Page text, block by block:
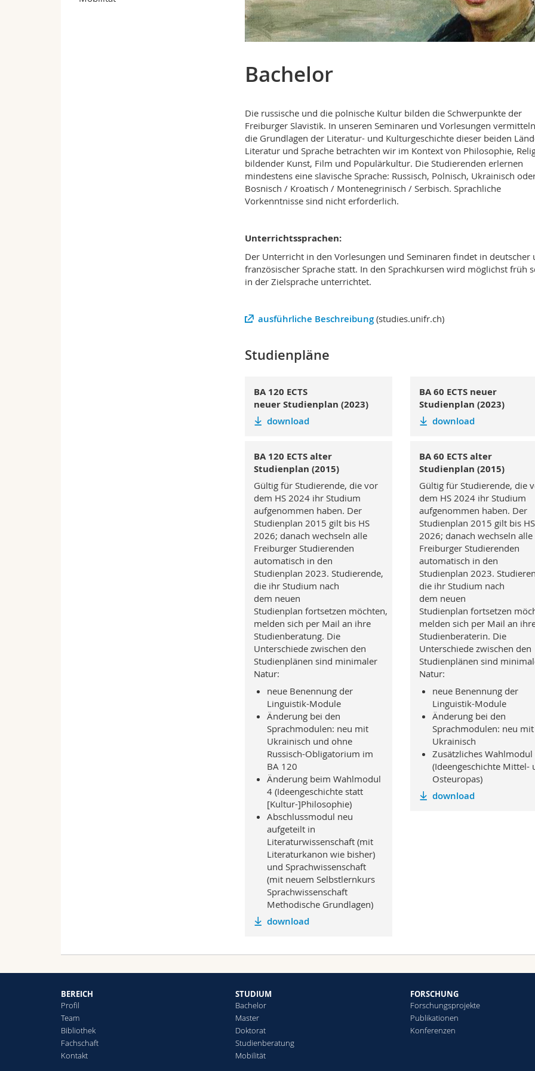
Bachelor
Die russische und die polnische Kultur bilden die Schwerpunkte der
Freiburger Slavistik. In unseren Seminaren und Vorlesungen
die Grundlagen der Literatur- und Kulturgeschichte dieser beiden
Literatur und Sprache betrachten wir im Kontext von Philosophie,
bildender Kunst, Film und Populärkultur. Die Studierenden erlernen
mindestens eine slavische Sprache: Russisch, Polnisch, Ukrainisch
Bosnisch / Kroatisch / Montenegrinisch / Serbisch. Sprachliche
Vorkenntnisse sind nicht erforderlich.
Unterrichtssprachen:
Der Unterricht in den Vorlesungen und Seminaren findet in deutscher
französischer Sprache statt. In den Sprachkursen wird möglichst früh
in der Zielsprache unterrichtet.
ausführliche Beschreibung (studies.unifr.ch)
Studienpläne
BA 120 ECTS
neuer Studienplan (2023)
download
BA 120 ECTS alter
Studienplan (2015)
Gültig für Studierende, die vor
dem HS 2024 ihr Studium
aufgenommen haben. Der
Studienplan 2015 gilt bis HS
2026; danach wechseln alle
Freiburger Studierenden
automatisch in den
Studienplan 2023. Studierende,
die ihr Studium nach
dem neuen
Studienplan fortsetzen möchten,
melden sich per Mail an ihre
Studienberatung. Die
Unterschiede zwischen den
Studienplänen sind minimaler
Natur:
neue Benennung der
Linguistik-Module
Änderung bei den
Sprachmodulen: neu mit
Ukrainisch und ohne
Russisch-Obligatorium im
BA 120
Änderung beim Wahlmodul
4 (Ideengeschichte statt
[Kultur-]Philosophie)
Abschlussmodul neu
aufgeteilt in
Literaturwissenschaft (mit
Literaturkanon wie bisher)
und Sprachwissenschaft
(mit neuem Selbstlernkurs
Sprachwissenschaft
Methodische Grundlagen)
download
BA 60 ECTS neuer
Studienplan (2023)
download
BA 60 ECTS alter
Studienplan (2015)
Gültig für Studierende, die
dem HS 2024 ihr Studium
aufgenommen haben. Der
Studienplan 2015 gilt bis HS
2026; danach wechseln alle
Freiburger Studierenden
automatisch in den
Studienplan 2023.
die ihr Studium nach
dem neuen
Studienplan fortsetzen
melden sich per Mail an
Studienberaterin. Die
Unterschiede zwischen den
Studienplänen sind
Natur:
neue Benennung der
Linguistik-Module
Änderung bei den
Sprachmodulen: neu mit
Ukrainisch
Zusätzliches Wahlmodul
(Ideengeschichte Mittel-
Osteuropas)
download
BEREICH
Profil
Team
Bibliothek
Fachschaft
Kontakt
STUDIUM
Bachelor
Master
Doktorat
Studienberatung
Mobilität
FORSCHUNG
Forschungsprojekte
Publikationen
Konferenzen